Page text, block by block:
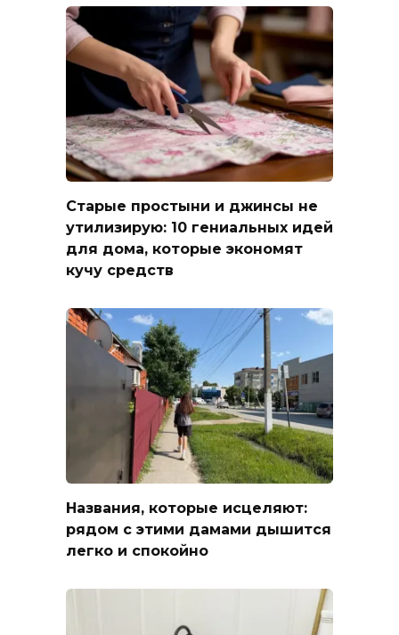
Старые простыни и джинсы не
утилизирую: 10 гениальных идей
для дома, которые экономят
кучу средств
Названия, которые исцеляют:
рядом с этими дамами дышится
легко и спокойно